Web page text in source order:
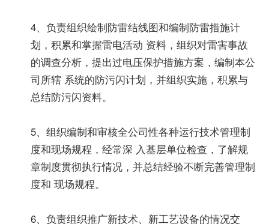
4、负责组织绘制防雷结线图和编制防雷措施计
划，积累和掌握雷电活动 资料，组织对雷害事故
的调查分析，提出过电压保护措施方案，编制本公
司所辖 系统的防污闪计划，并组织实施，积累与
总结防污闪资料。
5、组织编制和审核全公司性各种运行技术管理制
度和现场规程，经常深 入基层单位检查，了解规
章制度贯彻执行情况，并总结经验不断完善管理制
度和 现场规程。
6、负责组织推广新技术、新工艺设备的情况交